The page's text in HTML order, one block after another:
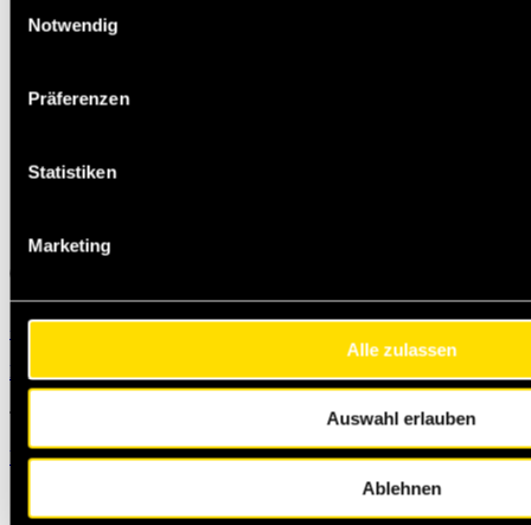
Notwendig
Präferenzen
Statistiken
Marketing
Alle zulassen
Auswahl erlauben
Ablehnen
Modulo di contatto
Utilizza il modulo di contatto per inviarci un messaggio